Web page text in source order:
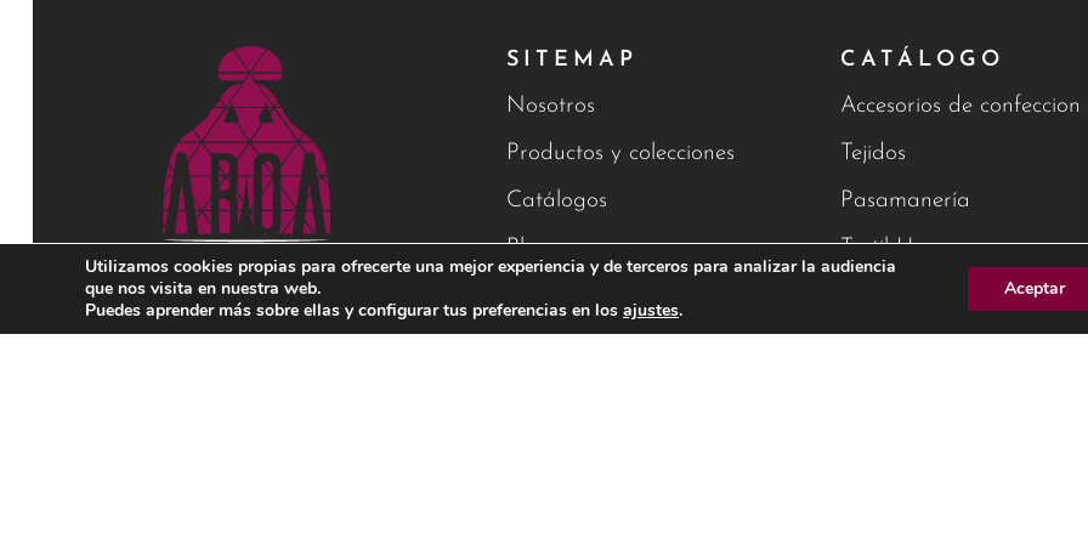
SITEMAP
Nosotros
Productos y colecciones
Catálogos
Blog
CATÁLOGO
Accesorios de confeccion
Tejidos
Pasamanería
Textil Hogar
Utilizamos cookies propias para ofrecerte una mejor experiencia y de terceros para analizar la audiencia
que nos visita en nuestra web.
Puedes aprender más sobre ellas y configurar tus preferencias en los ajustes.
Aceptar